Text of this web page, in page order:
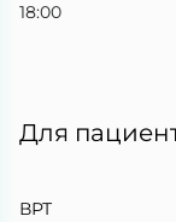
18:00
Для
ВРТ